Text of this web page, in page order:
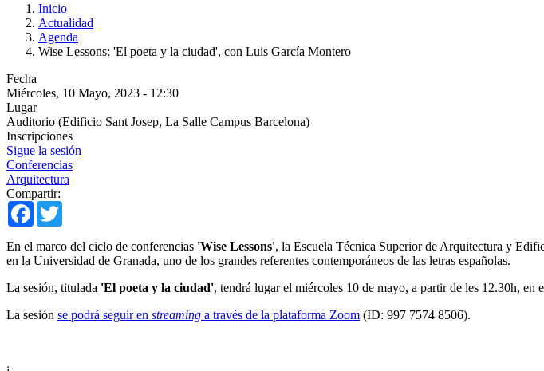
Inicio
Actualidad
Agenda
Wise Lessons: 'El poeta y la ciudad', con Luis García Montero
Fecha
Miércoles, 10 Mayo, 2023 - 12:30
Lugar
Auditorio (Edificio Sant Josep, La Salle Campus Barcelona)
Inscripciones
Sigue la sesión
Conferencias
Arquitectura
Compartir:
Facebook
En el marco del ciclo de conferencias 'Wise Lessons', la Escuela Técnica Superior de Arquitectura y
en la Universidad de Granada, uno de los grandes referentes contemporáneos de las letras españolas.
La sesión, titulada 'El poeta y la ciudad', tendrá lugar el miércoles 10 de mayo, a partir de les 12.30h,
La sesión se podrá seguir en streaming a través de la plataforma Zoom (ID: 997 7574 8506).